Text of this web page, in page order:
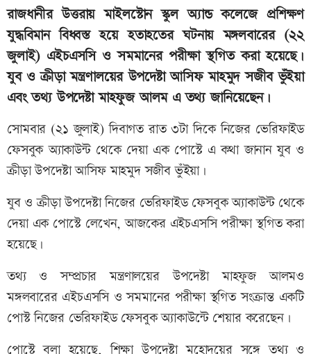
রাজধানীর উত্তরায় মাইলস্টোন স্কুল অ্যান্ড কলেজে প্রশিক্ষণ
যুদ্ধবিমান বিধ্বস্ত হয়ে হতাহতের ঘটনায় মঙ্গলবারের (২২
জুলাই) এইচএসসি ও সমমানের পরীক্ষা স্থগিত করা হয়েছে।
যুব ও ক্রীড়া মন্ত্রণালয়ের উপদেষ্টা আসিফ মাহমুদ সজীব ভুঁইয়া
এবং তথ্য উপদেষ্টা মাহফুজ আলম এ তথ্য জানিয়েছেন।
সোমবার (২১ জুলাই) দিবাগত রাত ৩টা দিকে নিজের ভেরিফাইড
ফেসবুক অ্যাকাউন্ট থেকে দেয়া এক পোস্টে এ কথা জানান যুব ও
ক্রীড়া উপদেষ্টা আসিফ মাহমুদ সজীব ভুঁইয়া।
যুব ও ক্রীড়া উপদেষ্টা নিজের ভেরিফাইড ফেসবুক অ্যাকাউন্ট থেকে
দেয়া এক পোস্টে লেখেন, আজকের এইচএসসি পরীক্ষা স্থগিত করা
হয়েছে।
তথ্য ও সম্প্রচার মন্ত্রণালয়ের উপদেষ্টা মাহফুজ আলমও
মঙ্গলবারের এইচএসসি ও সমমানের পরীক্ষা স্থগিত সংক্রান্ত একটি
পোস্ট নিজের ভেরিফাইড ফেসবুক অ্যাকাউন্টে শেয়ার করেছেন।